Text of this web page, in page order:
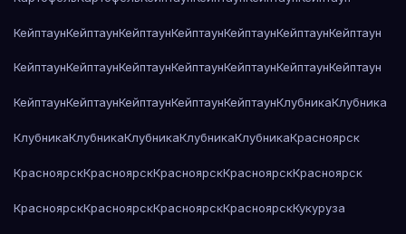
КейптаунКейптаунКейптаунКейптаунКейптаунКейптаунКейптаун
КейптаунКейптаунКейптаунКейптаунКейптаунКейптаунКейптаун
КейптаунКейптаунКейптаунКейптаунКейптаунКлубникаКлубника
КлубникаКлубникаКлубникаКлубникаКлубникаКрасноярск
КрасноярскКрасноярскКрасноярскКрасноярскКрасноярск
КрасноярскКрасноярскКрасноярскКрасноярскКукуруза